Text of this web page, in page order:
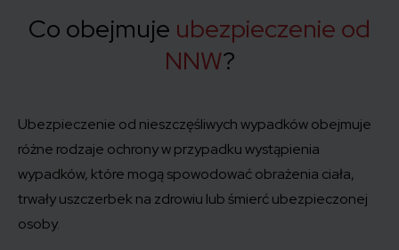
Co obejmuje ubezpieczenie od
NNW?
Ubezpieczenie od nieszczęśliwych wypadków obejmuje
różne rodzaje ochrony w przypadku wystąpienia
wypadków, które mogą spowodować obrażenia ciała,
trwały uszczerbek na zdrowiu lub śmierć ubezpieczonej
osoby.